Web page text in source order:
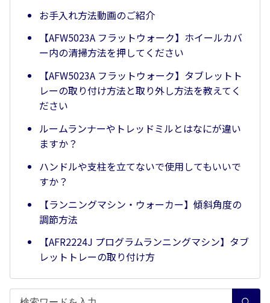
お手入れ方法動画のご紹介
【AFW5023A フラットウォーク】ホイールカバ
ー内の清掃方法を押してください
【AFW5023A フラットウォーク】タブレットト
レーの取り付け方法と取り外し方法を教えてく
ださい
ルームランナーやトレッドミルとはなにが違い
ますか？
ハンドルや支柱を立てないで使用してもいいで
すか？
【ランニングマシン・ウォーカー】傾斜角度の
調節方法
【AFR2224J プログラムランニングマシン】タブ
レットトレーの取り付け方